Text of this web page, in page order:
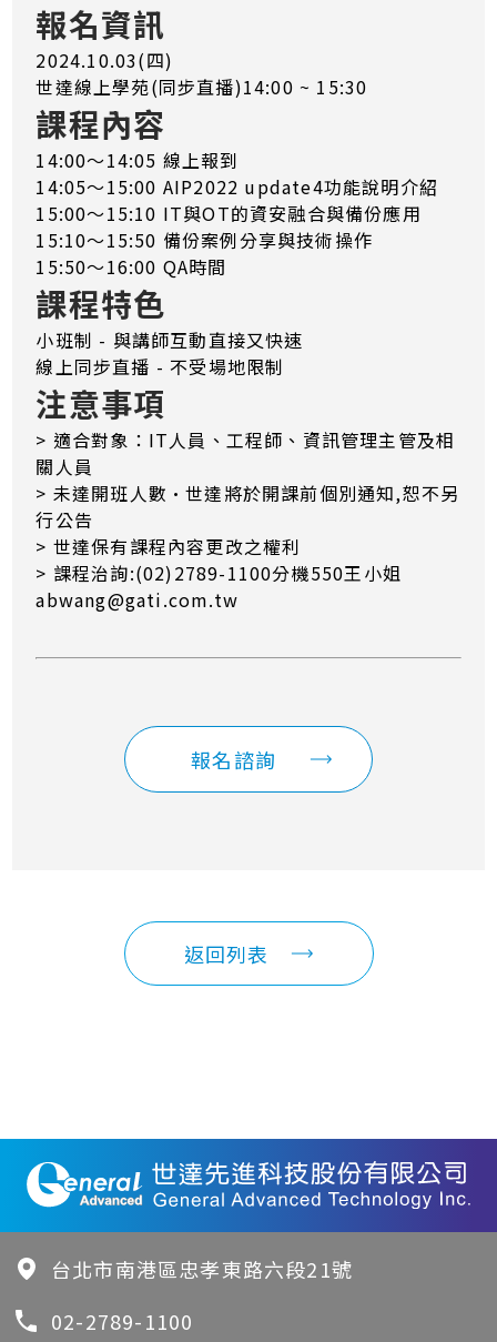
報名資訊
2024.10.03(四)
世達線上學苑(同步直播)14:00 ~ 15:30
課程內容
14:00～14:05 線上報到
14:05～15:00 AIP2022 update4功能說明介紹
15:00～15:10 IT與OT的資安融合與備份應用
15:10～15:50 備份案例分享與技術操作
15:50～16:00 QA時間
課程特色
小班制 - 與講師互動直接又快速
線上同步直播 - 不受場地限制
注意事項
> 適合對象：IT人員、工程師、資訊管理主管及相
關人員
> 未達開班人數·世達將於開課前個別通知,恕不另
行公告
> 世達保有課程內容更改之權利
> 課程治詢:(02)2789-1100分機550王小姐
abwang@gati.com.tw
報名諮詢
返回列表
台北市南港區忠孝東路六段21號
02-2789-1100